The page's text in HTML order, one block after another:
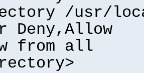
/usr/
Deny,Allow
from all